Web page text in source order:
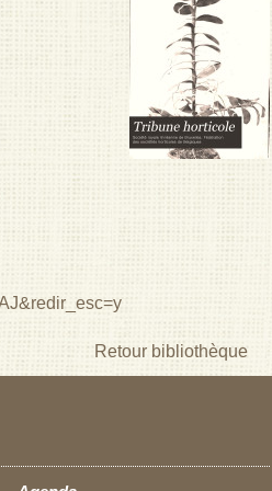
Retour bibliothèque